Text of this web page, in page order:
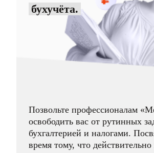
бухучёта.
Позвольте профессионалам
освободить вас от рутинных
бухгалтерией и налогами.
время тому, что